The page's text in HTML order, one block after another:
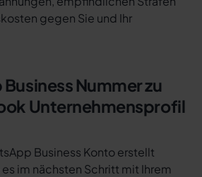
gegen Sie und Ihr
Nummer zu
Unternehmensprofil
Business Konto erstellt
im nächsten Schritt mit Ihrem